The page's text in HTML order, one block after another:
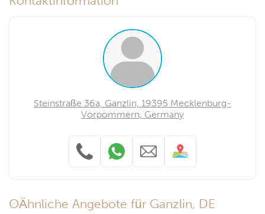
Steinstraße 36a, Ganzlin, 19395 Mecklenburg-
Vorpommern, Germany
OÄhnliche Angebote für Ganzlin, DE